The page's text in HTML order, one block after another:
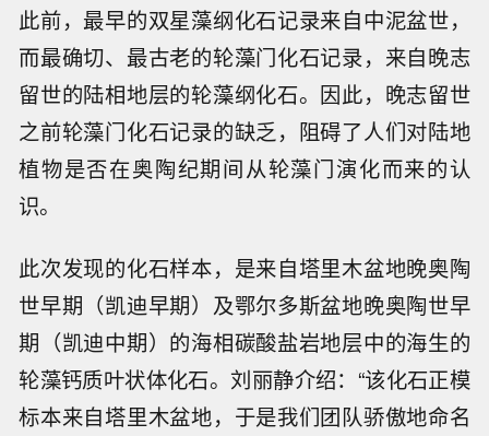
此前，最早的双星藻纲化石记录来自中泥盆世，
而最确切、最古老的轮藻门化石记录，来自晚志
留世的陆相地层的轮藻纲化石。因此，晚志留世
之前轮藻门化石记录的缺乏，阻碍了人们对陆地
植物是否在奥陶纪期间从轮藻门演化而来的认
识。
此次发现的化石样本，是来自塔里木盆地晚奥陶
世早期（凯迪早期）及鄂尔多斯盆地晚奥陶世早
期（凯迪中期）的海相碳酸盐岩地层中的海生的
轮藻钙质叶状体化石。刘丽静介绍：“该化石正模
标本来自塔里木盆地，于是我们团队骄傲地命名